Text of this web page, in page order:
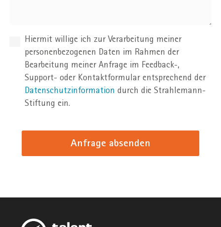
Hiermit willige ich zur Verarbeitung meiner
personenbezogenen Daten im Rahmen der
Bearbeitung meiner Anfrage im Feedback-,
Support- oder Kontaktformular entsprechend der
Datenschutzinformation durch die Strahlemann-
Stiftung ein.
Anfrage absenden